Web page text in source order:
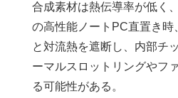
合成素材は熱伝導率が低く
の高性能ノートPC直置き
と対流熱を遮断し、内部チ
ーマルスロットリングやフ
る可能性がある。